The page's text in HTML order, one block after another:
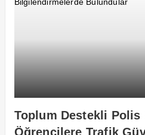
Toplum Destekli Polis
Öğrencilere Trafik